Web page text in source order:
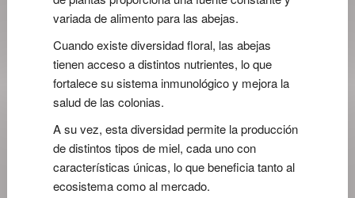
variada de alimento para las abejas.
Cuando existe diversidad floral, las abejas
tienen acceso a distintos nutrientes, lo que
fortalece su sistema inmunológico y mejora la
salud de las colonias.
A su vez, esta diversidad permite la producción
de distintos tipos de miel, cada uno con
características únicas, lo que beneficia tanto al
ecosistema como al mercado.